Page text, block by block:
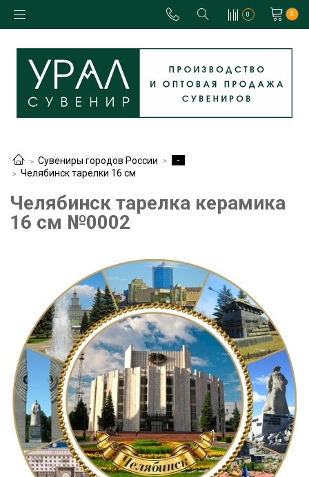
0 0
Сувениры городов России
-
Челябинск тарелки 16 см
Челябинск тарелка керамика
16 см №0002